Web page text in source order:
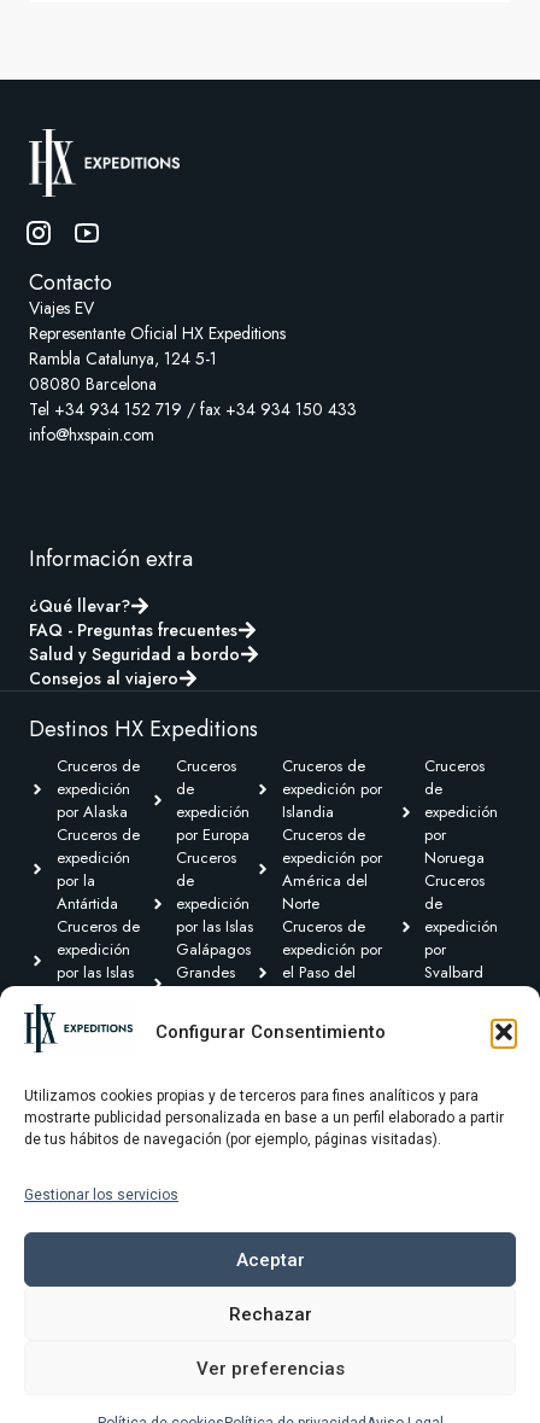
Configurar Consentimiento
Utilizamos cookies propias y de terceros para fines analíticos y para
mostrarte publicidad personalizada en base a un perfil elaborado a partir
de tus hábitos de navegación (por ejemplo, páginas visitadas).
Gestionar los servicios
Aceptar
Rechazar
Ver preferencias
Contacto
Viajes EV
Representante Oficial HX Expeditions
Rambla Catalunya, 124 5-1
08080 Barcelona
Tel +34 934 152 719 / fax +34 934 150 433
info@hxspain.com
Información extra
¿Qué llevar?
FAQ - Preguntas frecuentes
Salud y Seguridad a bordo
Consejos al viajero
Destinos HX Expeditions
Cruceros de
expedición
por Alaska
Cruceros de
expedición
por la
Antártida
Cruceros de
expedición
por las Islas
Cruceros de
expedición por
Centroamérica
Cruceros
de
expedición
por Europa
Cruceros
de
expedición
por las Islas
Galápagos
Grandes
expedición
Groenlandia
Cruceros de
expedición por
Islandia
Cruceros de
expedición por
América del
Norte
Cruceros de
expedición por
el Paso del
Cruceros de
Sudamérica
Cruceros
de
expedición
por
Noruega
Cruceros
de
expedición
por
Svalbard
Transoceánicas
Términos y condiciones
Política de cookies